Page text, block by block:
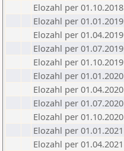
Elozahl per 01.10.2018
Elozahl per 01.01.2019
Elozahl per 01.04.2019
Elozahl per 01.07.2019
Elozahl per 01.10.2019
Elozahl per 01.01.2020
Elozahl per 01.04.2020
Elozahl per 01.07.2020
Elozahl per 01.10.2020
Elozahl per 01.01.2021
Elozahl per 01.04.2021